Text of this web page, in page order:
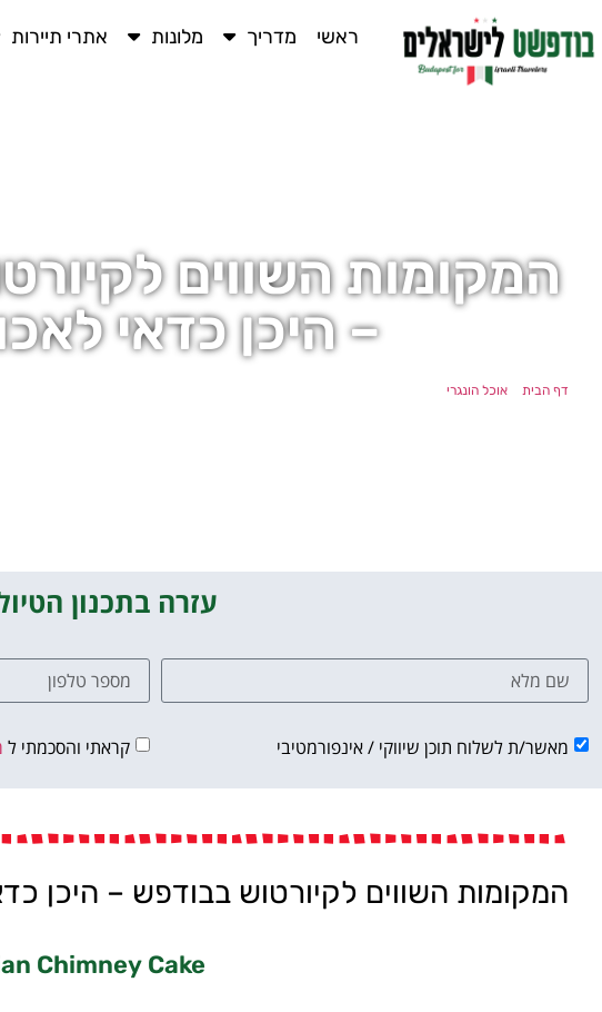
ראשי מדריך מלונות אתרי תיירות
המקומות השווים
– היכן כדאי
דף הבית אוכל הונגרי
עזרה בתכנון
מאשר/ת לשלוח תוכן שיווקי / אינפורמטיבי קראתי והסכמתי ל
המקומות השווים לקיורטוש בבודפש – היכן
Chimney Cake